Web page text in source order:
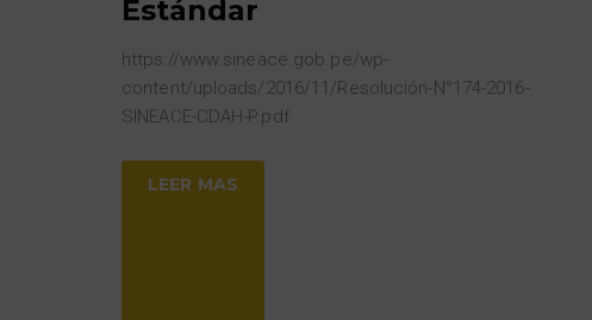
Estándar
https://www.sineace.gob.pe/wp-
content/uploads/2016/11/Resolución-N°174-2016-
SINEACE-CDAH-P.pdf
LEER MAS